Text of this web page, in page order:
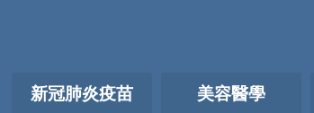
新冠肺炎疫苗 美容醫學